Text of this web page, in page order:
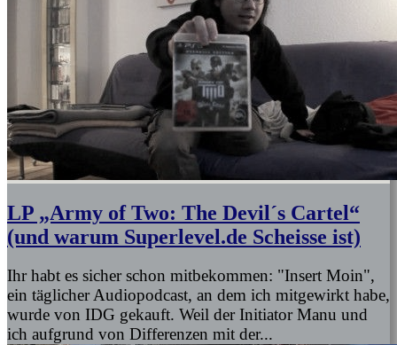
LP „Army of Two: The Devil´s Cartel“
(und warum Superlevel.de Scheisse ist)
Ihr habt es sicher schon mitbekommen: "Insert Moin",
ein täglicher Audiopodcast, an dem ich mitgewirkt habe,
wurde von IDG gekauft. Weil der Initiator Manu und
ich aufgrund von Differenzen mit der...